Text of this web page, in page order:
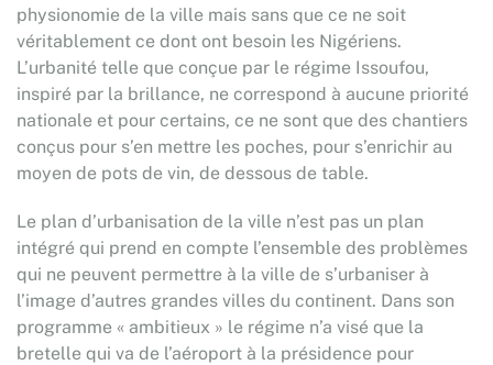
physionomie de la ville mais sans que ce ne soit
véritablement ce dont ont besoin les Nigériens.
L’urbanité telle que conçue par le régime Issoufou,
inspiré par la brillance, ne correspond à aucune priorité
nationale et pour certains, ce ne sont que des chantiers
conçus pour s’en mettre les poches, pour s’enrichir au
moyen de pots de vin, de dessous de table.
Le plan d’urbanisation de la ville n’est pas un plan
intégré qui prend en compte l’ensemble des problèmes
qui ne peuvent permettre à la ville de s’urbaniser à
l’image d’autres grandes villes du continent. Dans son
programme « ambitieux » le régime n’a visé que la
bretelle qui va de l’aéroport à la présidence pour